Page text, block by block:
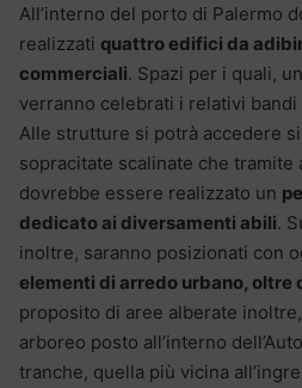
All’interno del porto di Palermo
realizzati quattro edifici da
commerciali. Spazi per i quali,
verranno celebrati i relativi bandi
Alle strutture si potrà accedere
sopracitate scalinate che tramite
dovrebbe essere realizzato un
dedicato ai diversamenti abili.
inoltre, saranno posizionati con
elementi di arredo urbano, oltre
proposito di aree alberate
arboreo posto all’interno
tranche, quella più vicina